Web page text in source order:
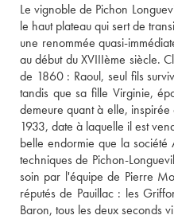
Le vignoble de Pichon
le haut plateau qui sert de
une renommée quasi-
au début du XVIIIème siècle.
de 1860 : Raoul, seul fils
tandis que sa fille Virginie,
demeure quant à elle,
1933, date à laquelle il est
belle endormie que la société
techniques de Pichon-
soin par l'équipe de Pierre
réputés de Pauillac : les
Baron, tous les deux seconds